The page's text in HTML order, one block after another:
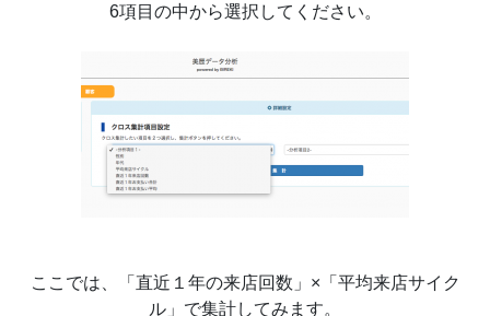
6項目の中から選択してください。
ここでは、「直近１年の来店回数」×「平均来店サイク
ル」で集計してみます。